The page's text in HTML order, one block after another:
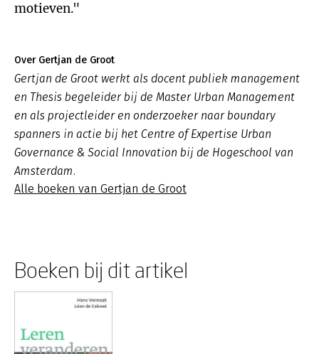
motieven."
Over Gertjan de Groot
Gertjan de Groot werkt als docent publiek management
en Thesis begeleider bij de Master Urban Management
en als projectleider en onderzoeker naar boundary
spanners in actie bij het Centre of Expertise Urban
Governance & Social Innovation bij de Hogeschool van
Amsterdam.
Alle boeken van Gertjan de Groot
Boeken bij dit artikel